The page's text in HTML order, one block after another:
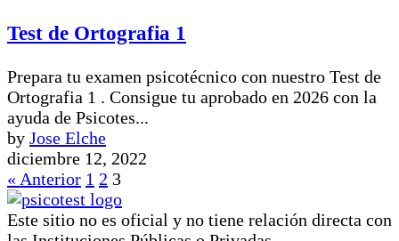
Test de Ortografia 1
Prepara tu examen psicotécnico con nuestro Test de
Ortografia 1 . Consigue tu aprobado en 2026 con la
ayuda de Psicotes...
by Jose Elche
diciembre 12, 2022
« Anterior 1 2 3
Este sitio no es oficial y no tiene relación directa con